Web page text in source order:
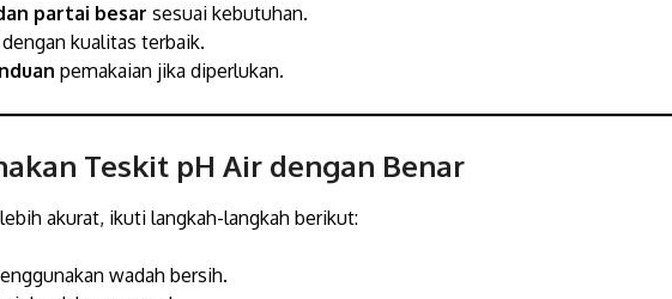
partai besar sesuai kebutuhan.
dengan kualitas terbaik.
pemakaian jika diperlukan.
Teskit pH Air dengan Benar
akurat, ikuti langkah-langkah berikut:
wadah bersih.